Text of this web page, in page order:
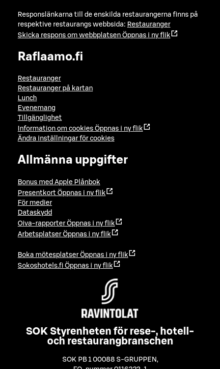
Responslänkarna till de enskilda restaurangerna finns på
respektive restaurangs webbsida: Restauranger
Skicka respons om webbplatsen Öppnas i ny flik
Raflaamo.fi
Restauranger
Restauranger på kartan
Lunch
Evenemang
Tillgänglighet
Information om cookies Öppnas i ny flik
Ändra inställningar för cookies
Allmänna uppgifter
Bonus med Apple Plånbok
Presentkort Öppnas i ny flik
För medier
Dataskydd
Oiva-rapporter Öppnas i ny flik
Arbetsplatser Öppnas i ny flik
Boka mötesplatser Öppnas i ny flik
Sokoshotels.fi Öppnas i ny flik
SOK Styrenheten för rese-, hotell-
och restaurangbranschen
SOK PB 1 00088 S-GRUPPEN ,